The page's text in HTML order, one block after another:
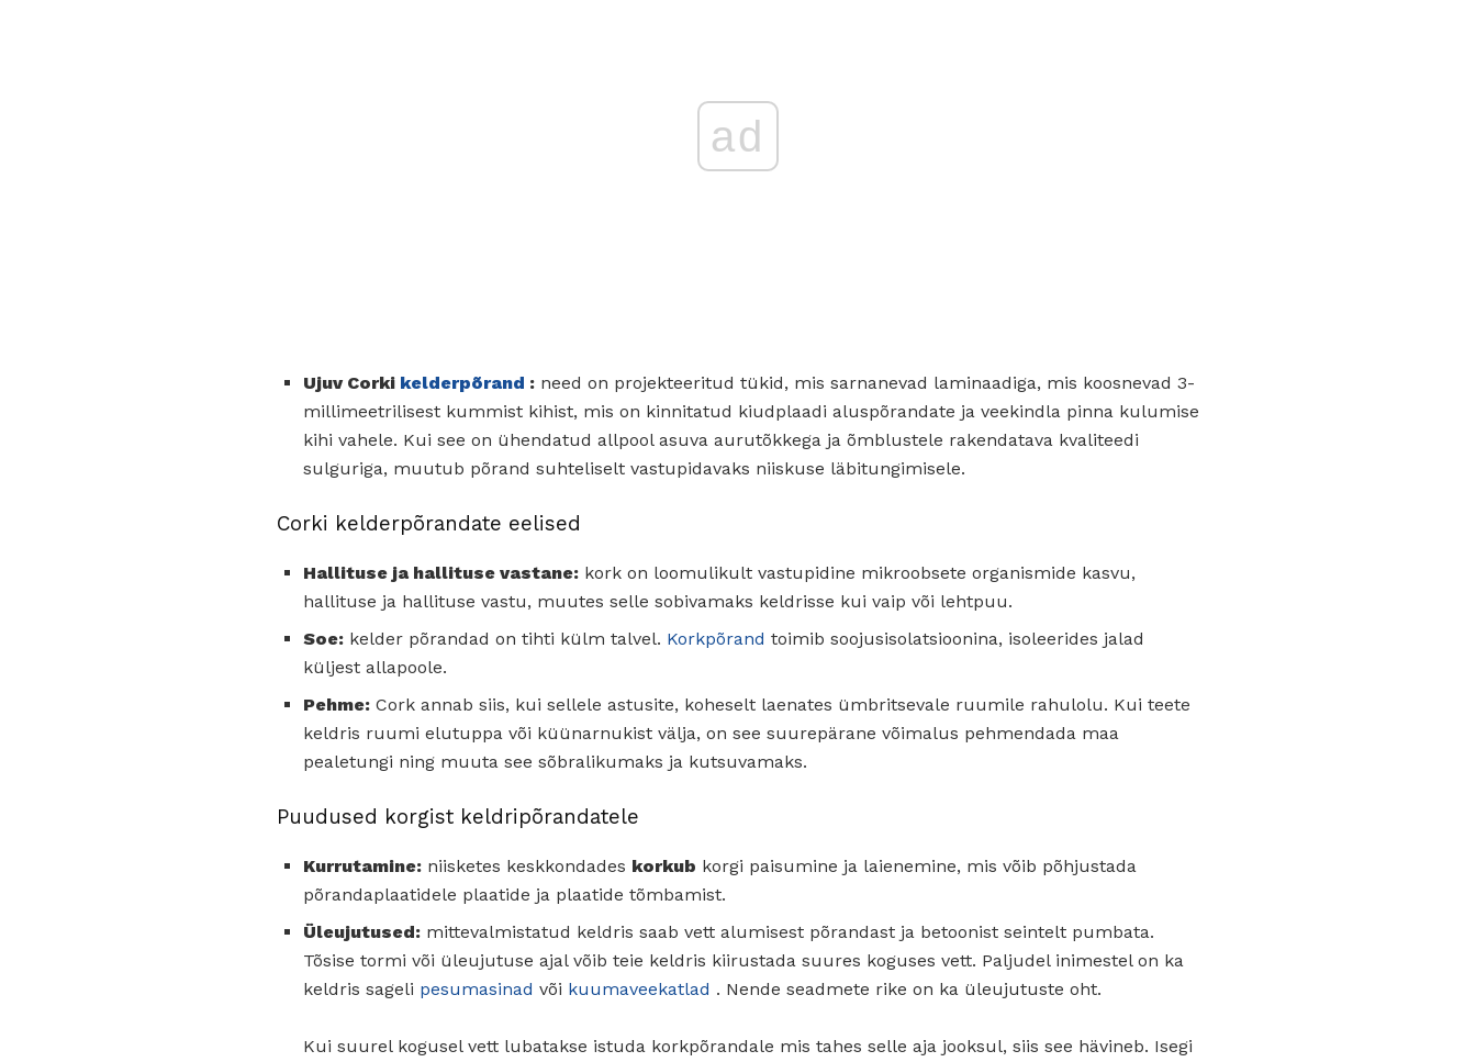
ad
Ujuv Corki kelderpõrand : need on projekteeritud tükid, mis sarnanevad laminaadiga, mis koosnevad 3-
millimeetrilisest kummist kihist, mis on kinnitatud kiudplaadi aluspõrandate ja veekindla pinna kulumise
kihi vahele. Kui see on ühendatud allpool asuva aurutõkkega ja õmblustele rakendatava kvaliteedi
sulguriga, muutub põrand suhteliselt vastupidavaks niiskuse läbitungimisele.
Corki kelderpõrandate eelised
Hallituse ja hallituse vastane: kork on loomulikult vastupidine mikroobsete organismide kasvu,
hallituse ja hallituse vastu, muutes selle sobivamaks keldrisse kui vaip või lehtpuu.
Soe: kelder põrandad on tihti külm talvel. Korkpõrand toimib soojusisolatsioonina, isoleerides jalad
küljest allapoole.
Pehme: Cork annab siis, kui sellele astusite, koheselt laenates ümbritsevale ruumile rahulolu. Kui teete
keldris ruumi elutuppa või küünarnukist välja, on see suurepärane võimalus pehmendada maa
pealetungi ning muuta see sõbralikumaks ja kutsuvamaks.
Puudused korgist keldripõrandatele
Kurrutamine: niisketes keskkondades korkub korgi paisumine ja laienemine, mis võib põhjustada
põrandaplaatidele plaatide ja plaatide tõmbamist.
Üleujutused: mittevalmistatud keldris saab vett alumisest põrandast ja betoonist seintelt pumbata.
Tõsise tormi või üleujutuse ajal võib teie keldris kiirustada suures koguses vett. Paljudel inimestel on ka
keldris sageli pesumasinad või kuumaveekatlad . Nende seadmete rike on ka üleujutuste oht.
Kui suurel kogusel vett lubatakse istuda korkpõrandale mis tahes selle aja jooksul, siis see hävineb. Isegi